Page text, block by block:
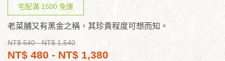
宅配滿 1500 免運
老菜脯又有黑金之稱，其珍貴程度可想而知。
NT$ 540- NT$ 1,540
NT$ 480 - NT$ 1,380